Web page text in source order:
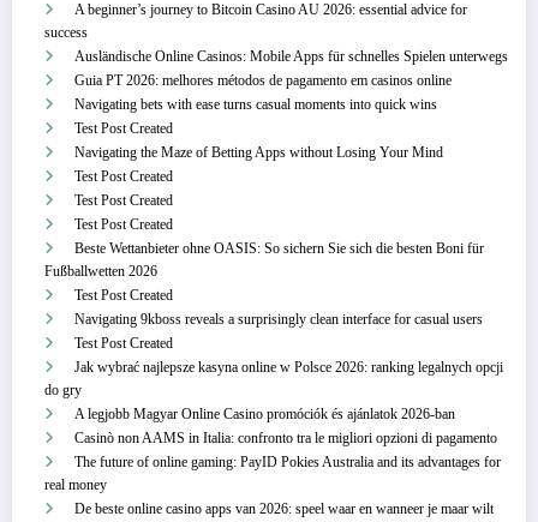
A beginner’s journey to Bitcoin Casino AU 2026: essential advice for
success
Ausländische Online Casinos: Mobile Apps für schnelles Spielen unterwegs
Guia PT 2026: melhores métodos de pagamento em casinos online
Navigating bets with ease turns casual moments into quick wins
Test Post Created
Navigating the Maze of Betting Apps without Losing Your Mind
Test Post Created
Test Post Created
Test Post Created
Beste Wettanbieter ohne OASIS: So sichern Sie sich die besten Boni für
Fußballwetten 2026
Test Post Created
Navigating 9kboss reveals a surprisingly clean interface for casual users
Test Post Created
Jak wybrać najlepsze kasyna online w Polsce 2026: ranking legalnych opcji
do gry
A legjobb Magyar Online Casino promóciók és ajánlatok 2026-ban
Casinò non AAMS in Italia: confronto tra le migliori opzioni di pagamento
The future of online gaming: PayID Pokies Australia and its advantages for
real money
De beste online casino apps van 2026: speel waar en wanneer je maar wilt